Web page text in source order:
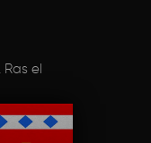
el